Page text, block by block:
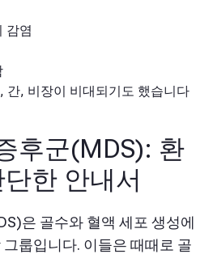
감염
간, 비장이 비대되기도 했습니다
후군(MDS): 환
한 안내서
은 골수와 혈액 세포 생성에
룹입니다. 이들은 때때로 골